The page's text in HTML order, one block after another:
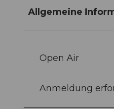
Allgemeine
Open Air
Anmeldung